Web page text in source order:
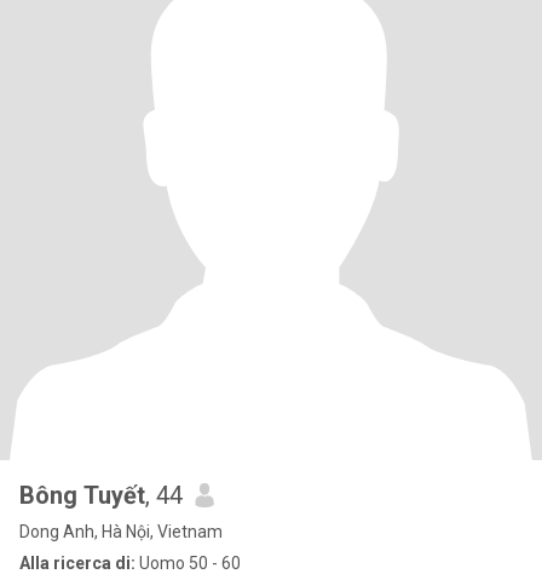
Bông Tuyết, 44
Dong Anh, Hà Nội, Vietnam
Alla ricerca di: Uomo 50 - 60